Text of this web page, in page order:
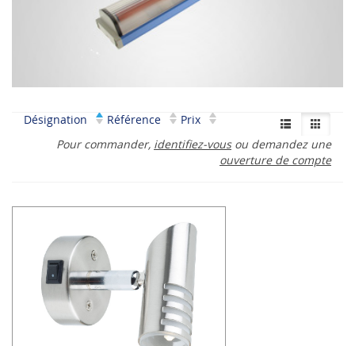
Désignation Référence
Prix
Pour commander, identifiez-vousou demandez une
ouverture de compte